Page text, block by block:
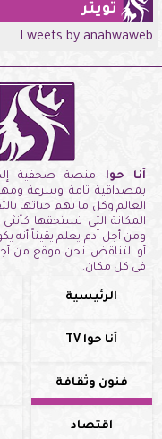
تويتر
Tweets by anahwaweb
أنا حوا منصة صحفية
بمصداقية تامة وسرعة
العالم وكل ما يهم حياتها
المكانة التى تستحقها
ومن أجل آدم يعلم يقيناً أنه
أو التناقض. نحن موقع من
فى كل مكان.
الرئيسية
أنا حوا TV
فنون وثقافة
اقتصاد